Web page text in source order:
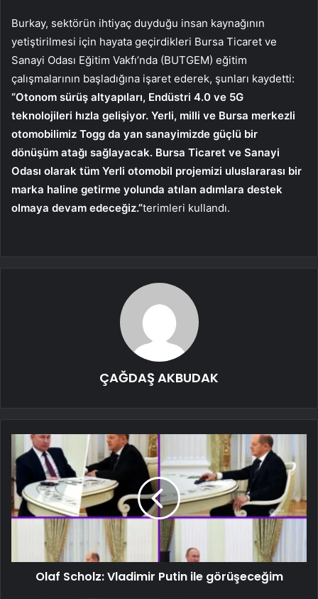
Burkay, sektörün ihtiyaç duyduğu insan kaynağının
yetiştirilmesi için hayata geçirdikleri Bursa Ticaret ve
Sanayi Odası Eğitim Vakfı’nda (BUTGEM) eğitim
çalışmalarının başladığına işaret ederek, şunları kaydetti:
“Otonom sürüş altyapıları, Endüstri 4.0 ve 5G
teknolojileri hızla gelişiyor. Yerli, milli ve Bursa merkezli
otomobilimiz Togg da yan sanayimizde güçlü bir
dönüşüm atağı sağlayacak. Bursa Ticaret ve Sanayi
Odası olarak tüm Yerli otomobil projemizi uluslararası bir
marka haline getirme yolunda atılan adımlara destek
olmaya devam edeceğiz.”terimleri kullandı.
ÇAĞDAŞ AKBUDAK
Olaf Scholz: Vladimir Putin ile görüşeceğim